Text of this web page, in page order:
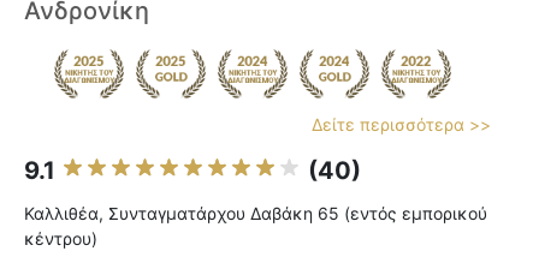
Ανδρονίκη
Δείτε περισσότερα >>
9.1 (40)
Καλλιθέα, Συνταγματάρχου Δαβάκη 65 (εντός εμπορικού
κέντρου)